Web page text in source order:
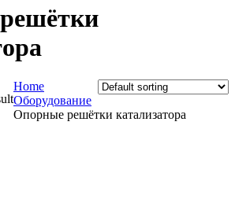
Home
Оборудование
Опорные решётки катализатора